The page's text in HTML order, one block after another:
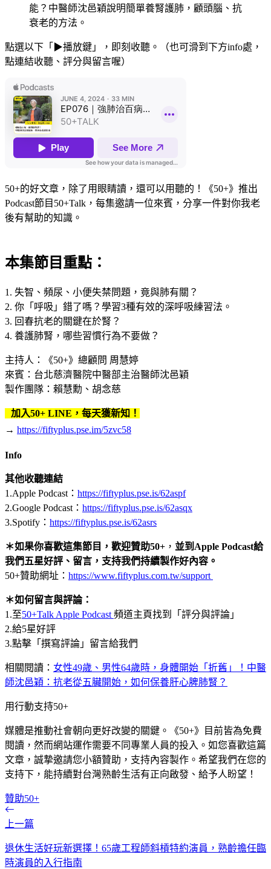
能？中醫師沈邑穎說明簡單養腎護肺，顧頭腦、抗
衰老的方法。
點選以下「▶播放鍵」，即刻收聽。（也可滑到下方info處，
點連結收聽、評分與留言喔）
50+的好文章，除了用眼睛讀，還可以用聽的！《50+》推出
Podcast節目50+Talk ，每集邀請一位來賓，分享一件對你我老
後有幫助的知識。
本集節目重點：
1. 失智、頻尿、小便失禁問題，竟與肺有關？
2. 你「呼吸」錯了嗎？學習3種有效的深呼吸練習法。
3. 回春抗老的關鍵在於腎？
4. 養護肺腎，哪些習慣行為不要做？
主持人：《50+》總顧問 周慧婷
來賓：台北慈濟醫院中醫部主治醫師沈邑穎
製作團隊：賴慧勳、胡念慈
加入50+ LINE，每天獲新知！
→ https://fiftyplus.pse.im/5zvc58
Info
其他收聽連結
1.Apple Podcast： https://fiftyplus.pse.is/62aspf
2.Google Podcast： https://fiftyplus.pse.is/62asqx
3.Spotify： https://fiftyplus.pse.is/62asrs
＊如果你喜歡這集節目，歡迎贊助50+ ， 並到Apple Podcast給
我們五星好評、留言，支持我們持續製作好內容。
50+贊助網址： https://www.fiftyplus.com.tw/support
＊如何留言與評論：
1.至50+Talk Apple Podcast 頻道主頁找到「評分與評論」
2.給5星好評
3.點擊「撰寫評論」留言給我們
相關閱讀： 女性49歲、男性64歲時，身體開始「折舊」！中醫
師沈邑穎：抗老從五臟開始，如何保養肝心脾肺腎？
用行動支持50+
媒體是推動社會朝向更好改變的關鍵。《50+》目前皆為免費
閱讀，然而網站運作需要不同專業人員的投入。如您喜歡這篇
文章，誠摯邀請您小額贊助，支持內容製作。希望我們在您的
支持下，能持續對台灣熟齡生活有正向啟發、給予人盼望！
贊助50+
上一篇
退休生活好玩新選擇！65歲工程師斜槓特約演員，熟齡擔任臨
時演員的入行指南